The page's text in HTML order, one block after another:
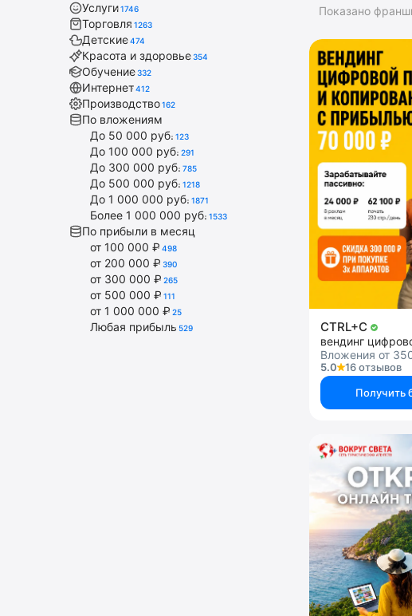
Услуги1746
Торговля 1263
Детские474
Красота и здоровье354
Обучение332
Интернет412
Производство162
По вложениям
До 50 000 руб. 123
До 100 000 руб. 291
До 300 000 руб. 785
До 500 000 руб. 1218
До 1 000 000 руб. 1871
Более 1 000 000 руб. 1533
По прибыли в месяц
от 100 000 ₽ 498
от 200 000 ₽ 390
от 300 000 ₽ 265
от 500 000 ₽ 111
от 1 000 000 ₽ 25
Любая прибыль 529
Показано
CTRL+C
вендинг
Вложения от
5.0
16 отзывов
Получить